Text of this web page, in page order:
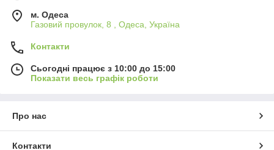
м. Одеса
Газовий провулок, 8 , Одеса, Україна
Контакти
Сьогодні працює з 10:00 до 15:00
Показати весь графік роботи
Про нас
Контакти